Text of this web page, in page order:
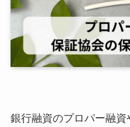
銀行融資のプロパー融資